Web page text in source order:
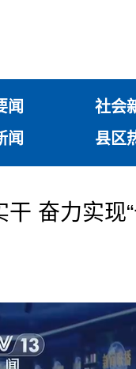
闻 社会
闻 县区
干 奋力实